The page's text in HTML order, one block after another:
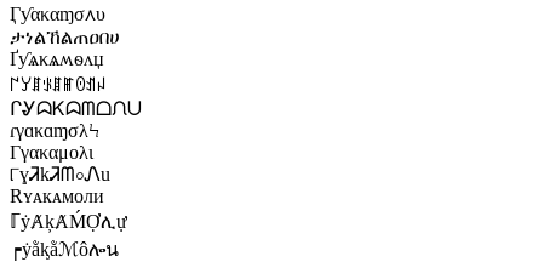
Ӷƴακαɱσ᧘υ
ታነልኸልጠዐበሀ
Ґƴѧκѧʍѳʌџ
꒕ꌦꁲꂪꁲꂵꏿꀊꈤ
ᒋᎽᗣᏦᗣᗰᗝᙁᑌ
ɾγɑκɑɱσλϞ
Гγακαμоλι
୮ɣᏘkᏘᗰ০Ꮑu
Rʏᴀкᴀмоли
ℾẏȺķȺḾỢሊự
┍ẏằᶄằℳôሎน